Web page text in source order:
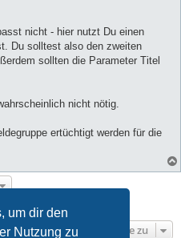
um dir den
Nutzung zu
nicht - hier nutzt Du einen
Du solltest also den zweiten
sollten die Parameter Titel
nicht nötig.
ertüchtigt werden für die
Gehe zu